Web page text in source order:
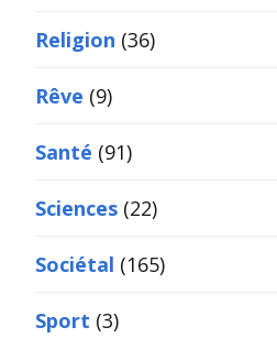
Religion (36)
Rêve (9)
Santé (91)
Sciences (22)
Sociétal (165)
Sport (3)